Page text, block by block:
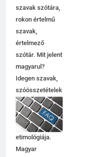
szavak szótára,
rokon értelmű
szavak,
értelmező
szótár. Mit jelent
magyarul?
Idegen szavak,
szóösszetételek
jelentése,
magyarázata,
használata,
etimológiája.
Magyar
5
6